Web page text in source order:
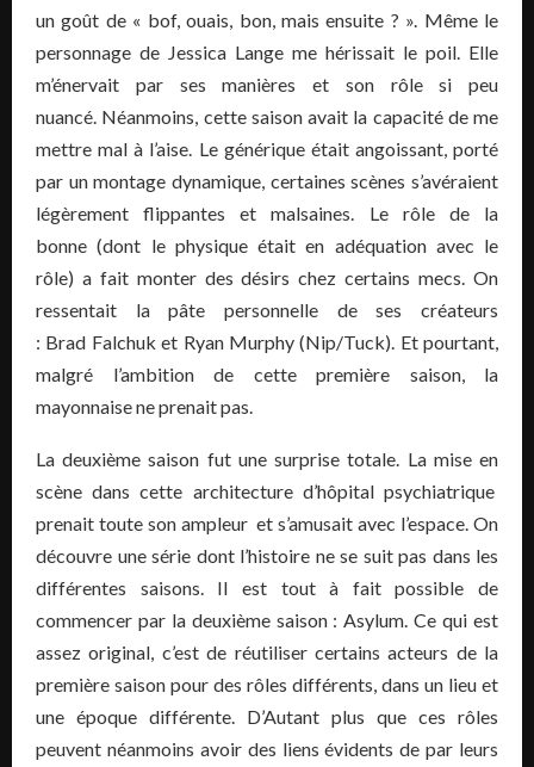
un goût de « bof, ouais, bon, mais ensuite ? ». Même le
personnage de Jessica Lange me hérissait le poil. Elle
m’énervait par ses manières et son rôle si peu
nuancé. Néanmoins, cette saison avait la capacité de me
mettre mal à l’aise. Le générique était angoissant, porté
par un montage dynamique, certaines scènes s’avéraient
légèrement flippantes et malsaines. Le rôle de la
bonne (dont le physique était en adéquation avec le
rôle) a fait monter des désirs chez certains mecs. On
ressentait la pâte personnelle de ses créateurs
: Brad Falchuk et Ryan Murphy (Nip/Tuck). Et pourtant,
malgré l’ambition de cette première saison, la
mayonnaise ne prenait pas.
La deuxième saison fut une surprise totale. La mise en
scène dans cette architecture d’hôpital psychiatrique
prenait toute son ampleur et s’amusait avec l’espace. On
découvre une série dont l’histoire ne se suit pas dans les
différentes saisons. Il est tout à fait possible de
commencer par la deuxième saison : Asylum. Ce qui est
assez original, c’est de réutiliser certains acteurs de la
première saison pour des rôles différents, dans un lieu et
une époque différente. D’Autant plus que ces rôles
peuvent néanmoins avoir des liens évidents de par leurs